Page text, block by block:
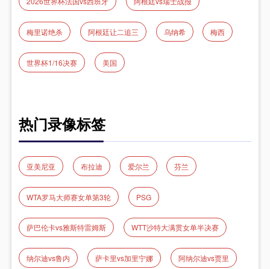
梅里诺绝杀 阿根廷让二追三 乌纳希 梅西
世界杯1/16决赛 美国
热门录像标签
亚美尼亚 布拉迪 爱尔兰 芬兰
WTA罗马大师赛女单第3轮 PSG
萨巴伦卡vs雅斯特雷姆斯 WTT沙特大满贯女单半决赛
纳尔迪vs鲁内 萨卡里vs加里宁娜 阿纳尔迪vs贾里